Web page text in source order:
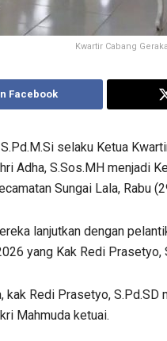
Kwartir Cabang
Facebook
selaku Ketua
Adha, S.Sos.MH menjadi
Sungai Lala, Rabu
lanjutkan dengan
yang Kak Redi Prasetyo,
kak Redi Prasetyo,
Mahmuda ketuai.